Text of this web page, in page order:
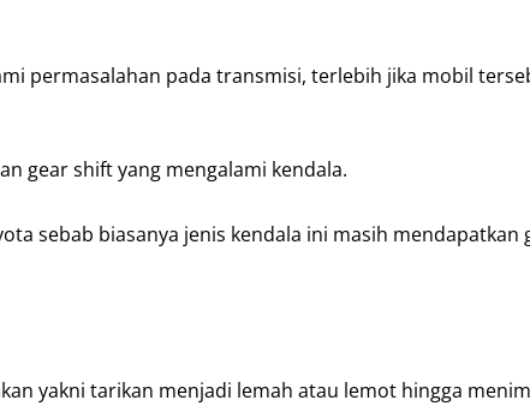
permasalahan pada transmisi, terlebih jika mobil
gear shift yang mengalami kendala.
sebab biasanya jenis kendala ini masih mendapatkan
yakni tarikan menjadi lemah atau lemot hingga